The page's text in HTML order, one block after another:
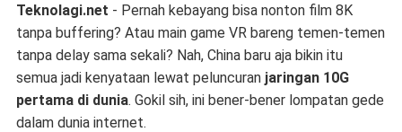
Teknolagi.net - Pernah kebayang bisa nonton film 8K
tanpa buffering? Atau main game VR bareng temen-temen
tanpa delay sama sekali? Nah, China baru aja bikin itu
semua jadi kenyataan lewat peluncuran jaringan 10G
pertama di dunia. Gokil sih, ini bener-bener lompatan gede
dalam dunia internet.